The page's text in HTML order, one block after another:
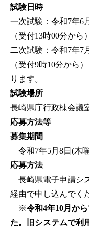
試験日時
一次試験：令和7年6
（受付13時00分から）
二次試験：令和7年7
（受付9時10分から
ります。
試験場所
長崎県庁行政棟会議
応募方法等
募集期間
令和7年5月8日(木
応募方法
長崎県電子申請シ
経由で申し込んでく
※令和4年10月か
た。旧システムで利